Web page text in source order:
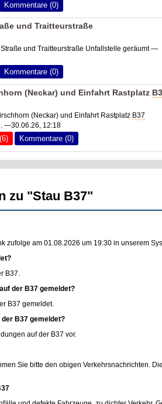
Kommentare (0)
und Traitteurstraße
und Traitteurstraße Unfallstelle geräumt —
Kommentare (0)
(Neckar) und Einfahrt Rastplatz
(Neckar) und Einfahrt Rastplatz B37
—30.06.26, 12:18
Kommentare (0)
zu "Stau B37"
zufolge am 01.08.2026 um 19:30 in unserem
B37.
der B37 gemeldet?
B37 gemeldet.
der B37 gemeldet?
auf der B37 vor.
Sie bitte den obigen Verkehrsnachrichten.